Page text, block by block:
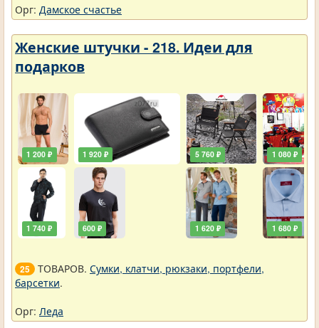
Орг: Дамское счастье
Женские штучки - 218. Идеи для
подарков
1 200 ₽
1 740 ₽
1 920 ₽
600 ₽
5 760 ₽
1 620 ₽
1 080 ₽
1 680 ₽
25 ТОВАРОВ. Сумки, клатчи, рюкзаки, портфели,
барсетки.
Орг: Леда